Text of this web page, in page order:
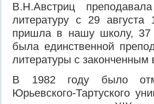
В.Н.Австриц
литературу с 29
пришла в нашу школу,
была единственной
литературы с
В 1982 году было
Юрьевского-Тартуского